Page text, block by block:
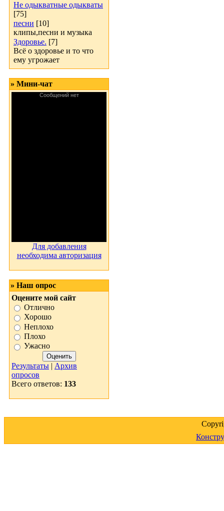
Не одыкватные одыкваты
[75]
песни [10]
клипы,песни и музыка
Здоровье. [7]
Всё о здоровье и то что
ему угрожает
» Мини-чат
Для добавления
необходима авторизация
» Наш опрос
Оцените мой сайт
Отлично
Хорошо
Неплохо
Плохо
Ужасно
Результаты | Архив
опросов
Всего ответов: 133